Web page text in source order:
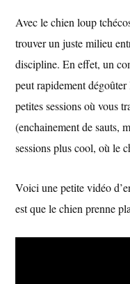
Avec le chien loup
trouver un juste milieu
discipline. En effet, un
peut rapidement
petites sessions où vous
(enchainement de sauts,
sessions plus cool, où le
Voici une petite vidéo
est que le chien prenne